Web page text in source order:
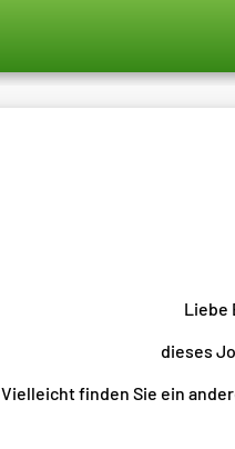
Liebe
dieses
Vielleicht finden Sie ein